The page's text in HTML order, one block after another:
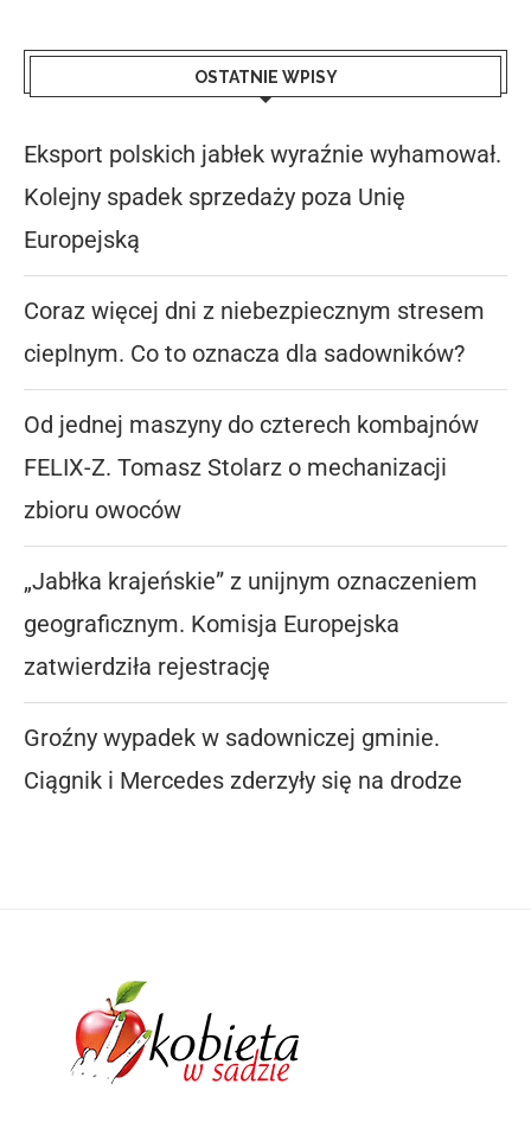
OSTATNIE WPISY
Eksport polskich jabłek wyraźnie wyhamował.
Kolejny spadek sprzedaży poza Unię
Europejską
Coraz więcej dni z niebezpiecznym stresem
cieplnym. Co to oznacza dla sadowników?
Od jednej maszyny do czterech kombajnów
FELIX-Z. Tomasz Stolarz o mechanizacji
zbioru owoców
„Jabłka krajeńskie” z unijnym oznaczeniem
geograficznym. Komisja Europejska
zatwierdziła rejestrację
Groźny wypadek w sadowniczej gminie.
Ciągnik i Mercedes zderzyły się na drodze